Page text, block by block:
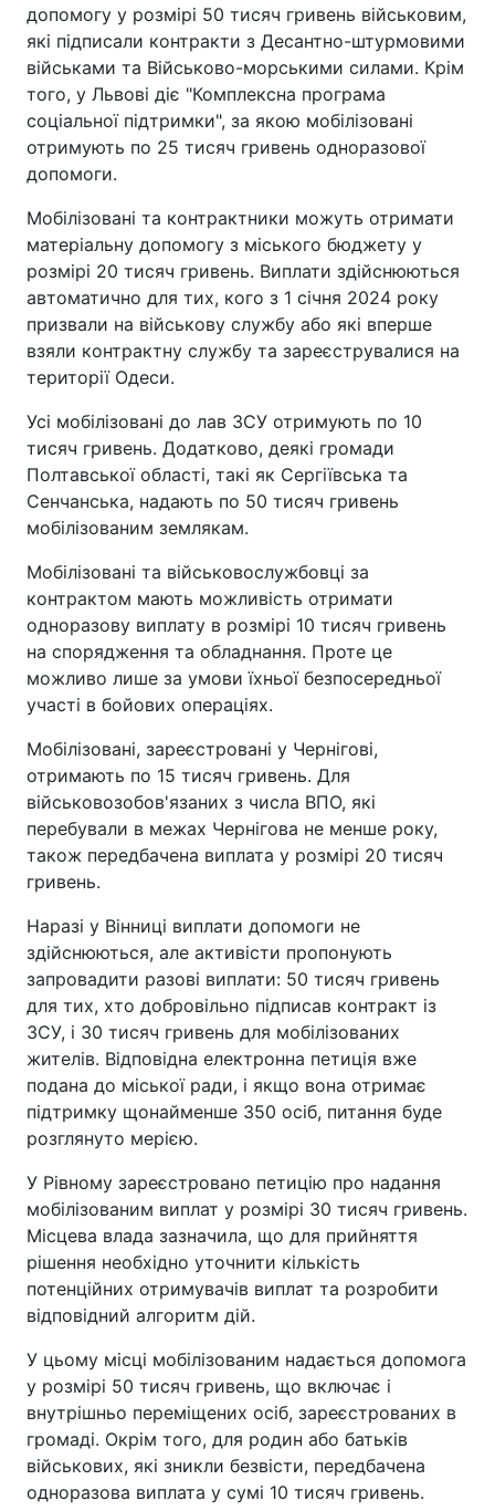
допомогу у розмірі 50 тисяч гривень військовим,
які підписали контракти з Десантно-штурмовими
військами та Військово-морськими силами. Крім
того, у Львові діє "Комплексна програма
соціальної підтримки", за якою мобілізовані
отримують по 25 тисяч гривень одноразової
допомоги.
Мобілізовані та контрактники можуть отримати
матеріальну допомогу з міського бюджету у
розмірі 20 тисяч гривень. Виплати здійснюються
автоматично для тих, кого з 1 січня 2024 року
призвали на військову службу або які вперше
взяли контрактну службу та зареєструвалися на
території Одеси.
Усі мобілізовані до лав ЗСУ отримують по 10
тисяч гривень. Додатково, деякі громади
Полтавської області, такі як Сергіївська та
Сенчанська, надають по 50 тисяч гривень
мобілізованим землякам.
Мобілізовані та військовослужбовці за
контрактом мають можливість отримати
одноразову виплату в розмірі 10 тисяч гривень
на спорядження та обладнання. Проте це
можливо лише за умови їхньої безпосередньої
участі в бойових операціях.
Мобілізовані, зареєстровані у Чернігові,
отримають по 15 тисяч гривень. Для
військовозобов'язаних з числа ВПО, які
перебували в межах Чернігова не менше року,
також передбачена виплата у розмірі 20 тисяч
гривень.
Наразі у Вінниці виплати допомоги не
здійснюються, але активісти пропонують
запровадити разові виплати: 50 тисяч гривень
для тих, хто добровільно підписав контракт із
ЗСУ, і 30 тисяч гривень для мобілізованих
жителів. Відповідна електронна петиція вже
подана до міської ради, і якщо вона отримає
підтримку щонайменше 350 осіб, питання буде
розглянуто мерією.
У Рівному зареєстровано петицію про надання
мобілізованим виплат у розмірі 30 тисяч гривень.
Місцева влада зазначила, що для прийняття
рішення необхідно уточнити кількість
потенційних отримувачів виплат та розробити
відповідний алгоритм дій.
У цьому місці мобілізованим надається допомога
у розмірі 50 тисяч гривень, що включає і
внутрішньо переміщених осіб, зареєстрованих в
громаді. Окрім того, для родин або батьків
військових, які зникли безвісти, передбачена
одноразова виплата у сумі 10 тисяч гривень.